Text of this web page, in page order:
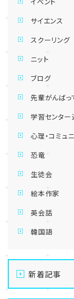
サイエンス
スクーリング
ニット
ブログ
先輩がんばっ
学習センター
心理・コミュ
恐竜
生徒会
絵本作家
英会話
韓国語
新着記事